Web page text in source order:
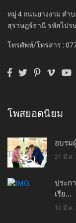
หมู่ 4 ถนนยางงาม ตำ
สุราษฎร์ธานี รหัสไปร
โทรศัพท์/โทรสาร :
โพสยอดนิยม
อบรม
21 มี.ค.
ประก
เรีย...
10 มี.ค.